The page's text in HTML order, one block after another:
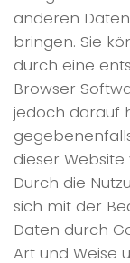
anderen
bringen. Sie
durch eine
Browser
jedoch darauf
dieser
Durch die
sich mit der
Daten durch
Art und Weise